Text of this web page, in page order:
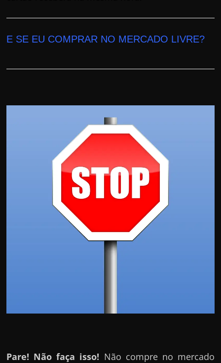
E SE EU COMPRAR NO MERCADO LIVRE?
Pare! Não faça isso! Não compre no mercado